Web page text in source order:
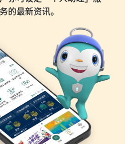
的最新资讯。